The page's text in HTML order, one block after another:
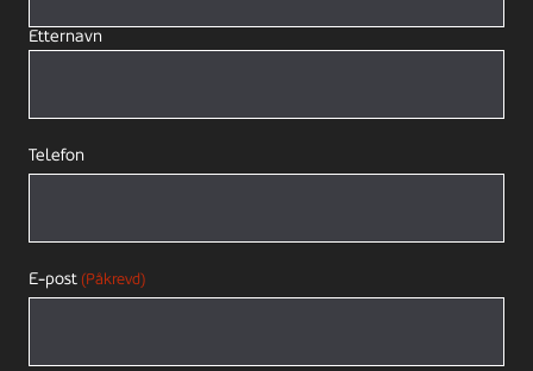
Etternavn
Telefon
E-post (Påkrevd)